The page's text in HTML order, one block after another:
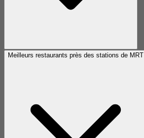
Meilleurs restaurants près des stations de MRT